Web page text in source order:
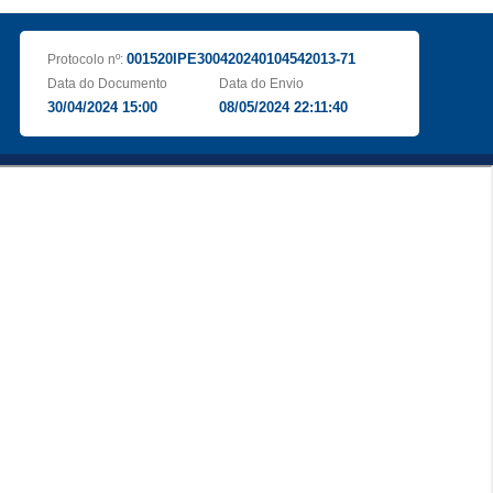
Protocolo nº: 001520IPE300420240104542013-71
Data do Documento
30/04/2024 15:00
Data do Envio
08/05/2024 22:11:40